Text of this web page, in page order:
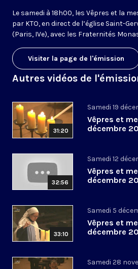
Le samedi à 18h00, les Vêpres et la
par KTO, en direct de l’église Saint-
(Paris, IVe), avec les Fraternités
Visiter la page de l'émission
Autres vidéos de
31:20
Samedi 19
Vêpres et
décembre
32:56
Samedi 12
Vêpres et
décembre
33:10
Samedi 5
Vêpres et
décembre
Samedi 28